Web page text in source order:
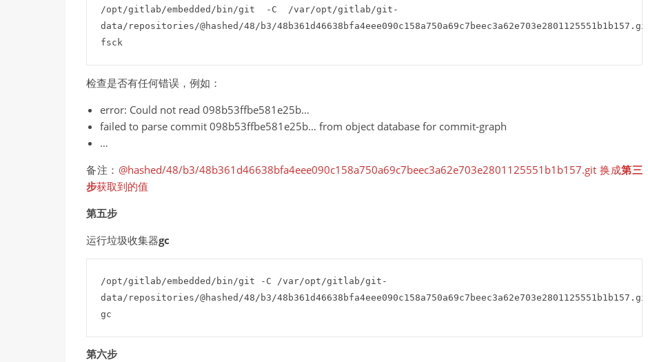
/opt/gitlab/embedded/bin/git  -C  /var/opt/gitlab/git-
data/repositories/@hashed/48/b3/48b361d46638bfa4eee090c158a750a69c7beec3a62e703e2801125551b1b157.git
fsck
检查是否有任何错误，例如：
error: Could not read 098b53ffbe581e25b…
failed to parse commit 098b53ffbe581e25b… from object database for commit-graph
…
备注： @hashed/48/b3/48b361d46638bfa4eee090c158a750a69c7beec3a62e703e2801125551b1b157.git 换成第三
步获取到的值
第五步
运行垃圾收集器gc
/opt/gitlab/embedded/bin/git -C /var/opt/gitlab/git-
data/repositories/@hashed/48/b3/48b361d46638bfa4eee090c158a750a69c7beec3a62e703e2801125551b1b157.git
gc
第六步